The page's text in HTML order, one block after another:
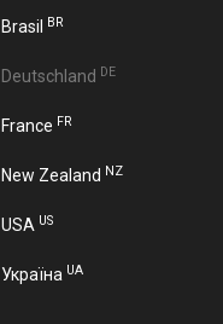
Brasil BR
Deutschland DE
France FR
New Zealand NZ
USA US
Україна UA